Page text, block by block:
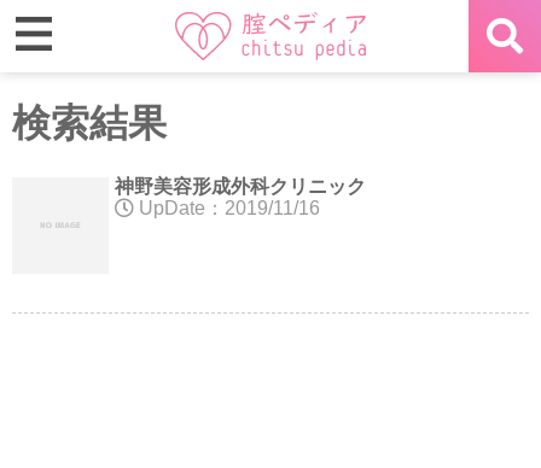
検索結果
神野美容形成外科クリニック
UpDate：2019/11/16